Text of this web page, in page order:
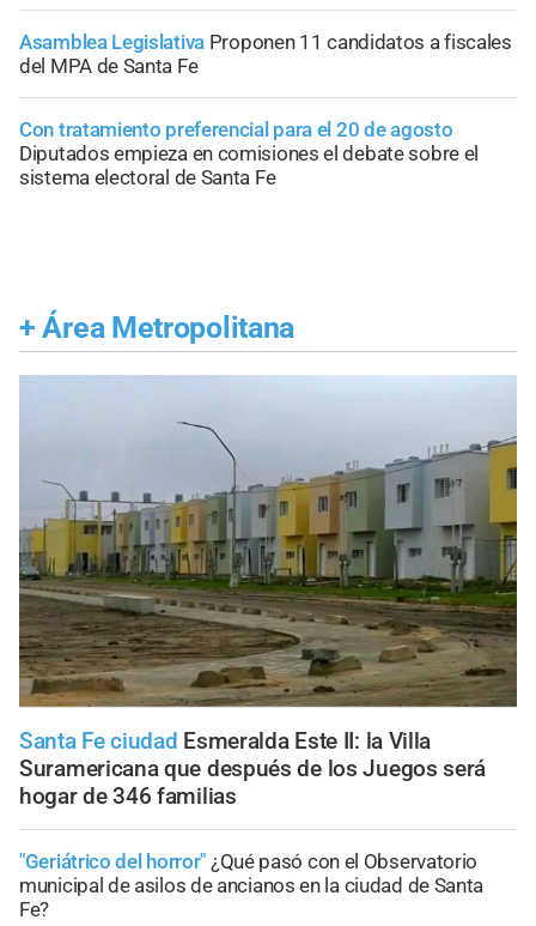
Asamblea Legislativa Proponen 11 candidatos a fiscales
del MPA de Santa Fe
Con tratamiento preferencial para el 20 de agosto
Diputados empieza en comisiones el debate sobre el
sistema electoral de Santa Fe
+ Área Metropolitana
Santa Fe ciudad Esmeralda Este II: la Villa
Suramericana que después de los Juegos será
hogar de 346 familias
"Geriátrico del horror" ¿Qué pasó con el Observatorio
municipal de asilos de ancianos en la ciudad de Santa
Fe?